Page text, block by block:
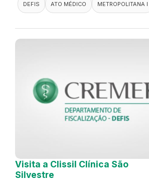
DEFIS
ATO MÉDICO METROPOLITANA I
Visita a Clissil Clínica São
Silvestre